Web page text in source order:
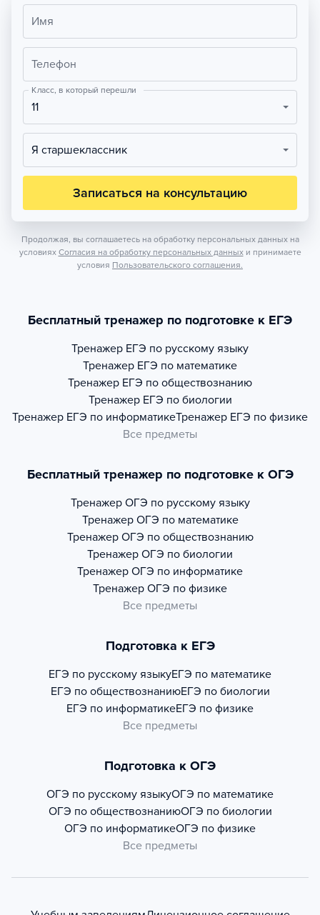
Имя
Телефон
Класс, в который перешли
11
Я старшеклассник
Записаться на консультацию
Продолжая, вы соглашаетесь на обработку персональных данных на
условиях Согласия на обработку персональных данных и принимаете
условия Пользовательского соглашения.
Бесплатный тренажер по подготовке к ЕГЭ
Тренажер ЕГЭ по русскому языку
Тренажер ЕГЭ по математике
Тренажер ЕГЭ по обществознанию
Тренажер ЕГЭ по биологии
Тренажер ЕГЭ по информатикеТренажер ЕГЭ по физике
Все предметы
Бесплатный тренажер по подготовке к ОГЭ
Тренажер ОГЭ по русскому языку
Тренажер ОГЭ по математике
Тренажер ОГЭ по обществознанию
Тренажер ОГЭ по биологии
Тренажер ОГЭ по информатике
Тренажер ОГЭ по физике
Все предметы
Подготовка к ЕГЭ
ЕГЭ по русскому языкуЕГЭ по математике
ЕГЭ по обществознаниюЕГЭ по биологии
ЕГЭ по информатикеЕГЭ по физике
Все предметы
Подготовка к ОГЭ
ОГЭ по русскому языкуОГЭ по математике
ОГЭ по обществознаниюОГЭ по биологии
ОГЭ по информатикеОГЭ по физике
Все предметы